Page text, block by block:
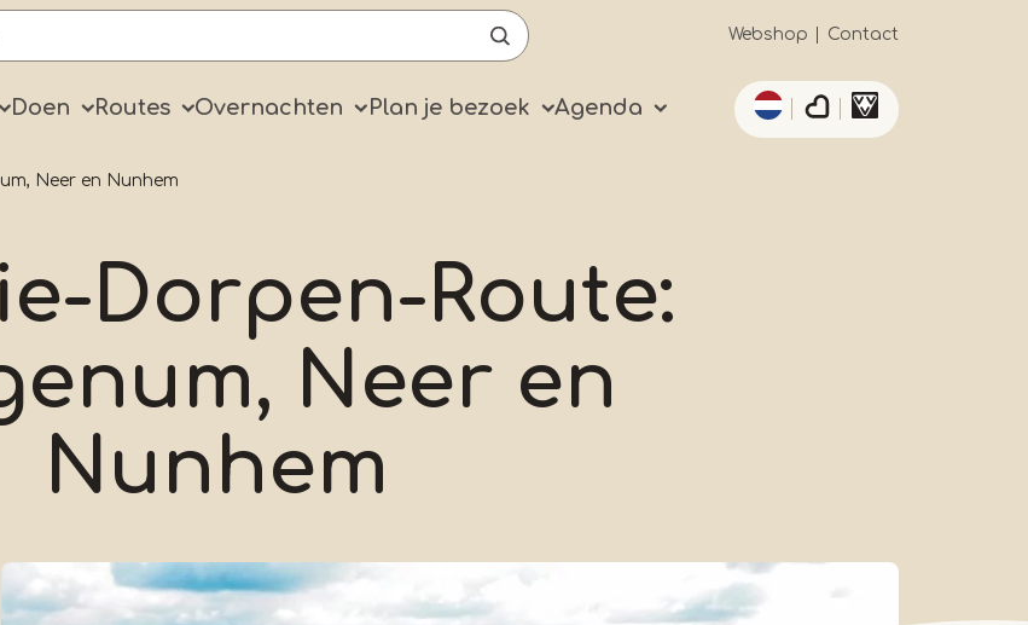
Secundaïre
navigatie
Webshop Contact
Doen Routes Overnachten Plan je bezoek Agenda
Aanvullende acties
Neer en Nunhem
Dorpen-Route:
Neer en
Nunhem